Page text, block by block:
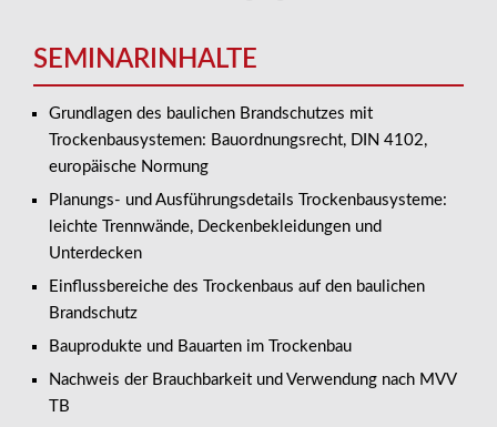
SEMINARINHALTE
Grundlagen des baulichen Brandschutzes mit
Trockenbausystemen: Bauordnungsrecht, DIN 4102,
europäische Normung
Planungs- und Ausführungsdetails Trockenbausysteme:
leichte Trennwände, Deckenbekleidungen und
Unterdecken
Einflussbereiche des Trockenbaus auf den baulichen
Brandschutz
Bauprodukte und Bauarten im Trockenbau
Nachweis der Brauchbarkeit und Verwendung nach MVV
TB